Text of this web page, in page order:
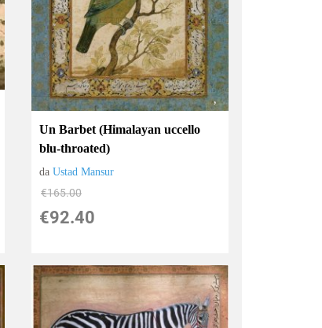
Un Barbet (Himalayan uccello
blu-throated)
daUstad Mansur
€165.00
€92.40